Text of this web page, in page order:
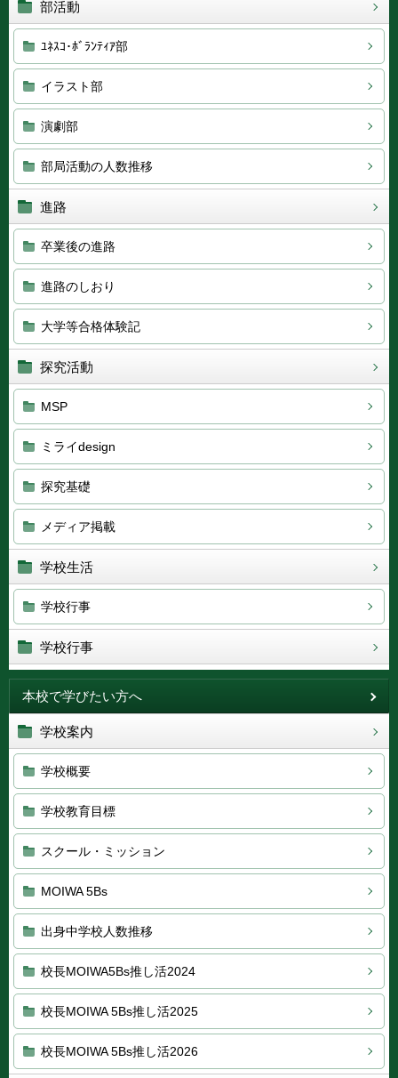
部活動
ﾕﾈｽｺ･ﾎﾞﾗﾝﾃｨｱ部
イラスト部
演劇部
部局活動の人数推移
進路
卒業後の進路
進路のしおり
大学等合格体験記
探究活動
MSP
ミライdesign
探究基礎
メディア掲載
学校生活
学校行事
学校行事
本校で学びたい方へ
学校案内
学校概要
学校教育目標
スクール・ミッション
MOIWA 5Bs
出身中学校人数推移
校長MOIWA5Bs推し活2024
校長MOIWA 5Bs推し活2025
校長MOIWA 5Bs推し活2026